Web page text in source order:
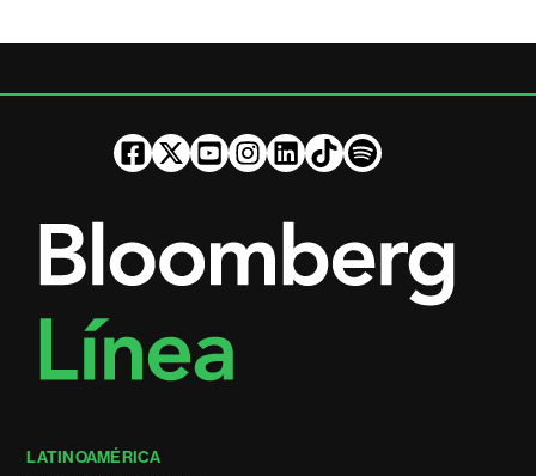
LATINOAMÉRICA